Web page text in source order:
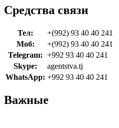
Средства связи
Тел:
+(992) 93 40 40 241
Моб:
+(992) 93 40 40 241
Telegram: +992 93 40 40 241
Skype:
agentstva.tj
WhatsApp: +992 93 40 40 241
Важные